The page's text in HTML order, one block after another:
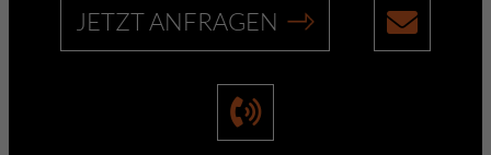
JETZT ANFRAGEN